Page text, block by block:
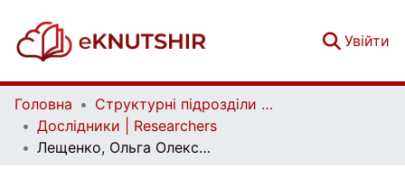
Увійти
Головна
Структурні підрозділи Київського національного університету імені Тараса Шевченка та Організації | Faculties, Institutes and Departments of Taras Shevchenko National University of Kyiv and Organizations
Дослідники | Researchers
Лещенко, Ольга Олександрівна